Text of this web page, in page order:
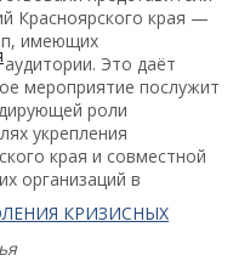
КРИЗИСНЫХ
Красноярского края —
имеющих
Это даёт
мероприятие послужит
роли
укрепления
края и совместной
организаций в